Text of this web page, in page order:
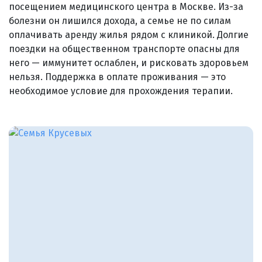
посещением медицинского центра в Москве. Из-за
болезни он лишился дохода, а семье не по силам
оплачивать аренду жилья рядом с клиникой. Долгие
поездки на общественном транспорте опасны для
него — иммунитет ослаблен, и рисковать здоровьем
нельзя. Поддержка в оплате проживания — это
необходимое условие для прохождения терапии.